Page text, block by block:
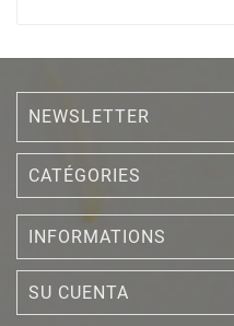
NEWSLETTER
CATÉGORIES
INFORMATIONS
SU CUENTA